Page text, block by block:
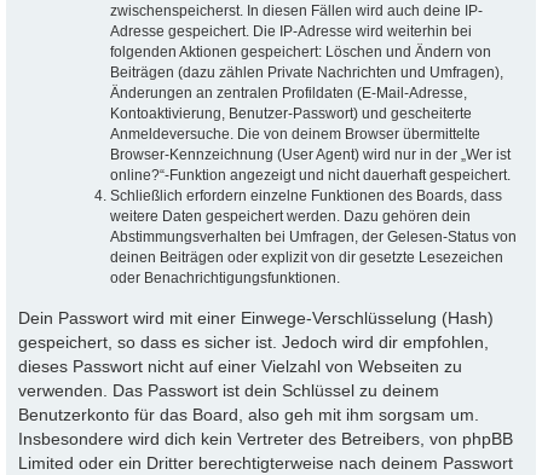
zwischenspeicherst. In diesen Fällen wird auch deine IP-
Adresse gespeichert. Die IP-Adresse wird weiterhin bei
folgenden Aktionen gespeichert: Löschen und Ändern von
Beiträgen (dazu zählen Private Nachrichten und Umfragen),
Änderungen an zentralen Profildaten (E-Mail-Adresse,
Kontoaktivierung, Benutzer-Passwort) und gescheiterte
Anmeldeversuche. Die von deinem Browser übermittelte
Browser-Kennzeichnung (User Agent) wird nur in der „Wer ist
online?“-Funktion angezeigt und nicht dauerhaft gespeichert.
Schließlich erfordern einzelne Funktionen des Boards, dass
weitere Daten gespeichert werden. Dazu gehören dein
Abstimmungsverhalten bei Umfragen, der Gelesen-Status von
deinen Beiträgen oder explizit von dir gesetzte Lesezeichen
oder Benachrichtigungsfunktionen.
Dein Passwort wird mit einer Einwege-Verschlüsselung (Hash)
gespeichert, so dass es sicher ist. Jedoch wird dir empfohlen,
dieses Passwort nicht auf einer Vielzahl von Webseiten zu
verwenden. Das Passwort ist dein Schlüssel zu deinem
Benutzerkonto für das Board, also geh mit ihm sorgsam um.
Insbesondere wird dich kein Vertreter des Betreibers, von phpBB
Limited oder ein Dritter berechtigterweise nach deinem Passwort